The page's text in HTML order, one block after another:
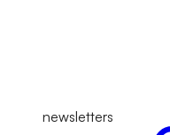
newsletters